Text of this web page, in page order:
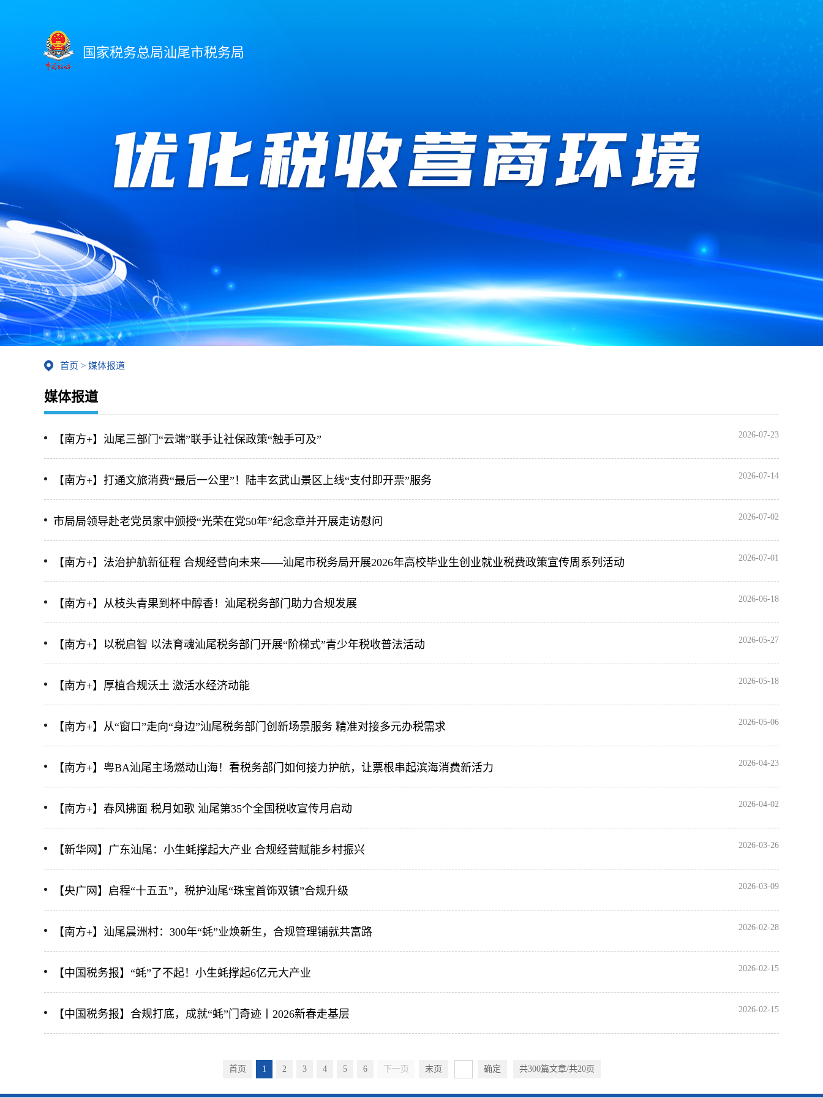
国家税务总局汕尾市税务局
首页 > 媒体报道
媒体报道
【南方+】汕尾三部门“云端”联手让社保政策“触手可及” 2026-07-23
【南方+】打通文旅消费“最后一公里”！陆丰玄武山景区上线“支付即开票”服务 2026-07-14
市局局领导赴老党员家中颁授“光荣在党50年”纪念章并开展走访慰问 2026-07-02
【南方+】法治护航新征程 合规经营向未来——汕尾市税务局开展2026年高校毕业生创业就业税费政策宣传周系列活动 2026-07-01
【南方+】从枝头青果到杯中醇香！汕尾税务部门助力合规发展 2026-06-18
【南方+】以税启智 以法育魂汕尾税务部门开展“阶梯式”青少年税收普法活动 2026-05-27
【南方+】厚植合规沃土 激活水经济动能 2026-05-18
【南方+】从“窗口”走向“身边”汕尾税务部门创新场景服务 精准对接多元办税需求 2026-05-06
【南方+】粤BA汕尾主场燃动山海！看税务部门如何接力护航，让票根串起滨海消费新活力 2026-04-23
【南方+】春风拂面 税月如歌 汕尾第35个全国税收宣传月启动 2026-04-02
【新华网】广东汕尾：小生蚝撑起大产业 合规经营赋能乡村振兴 2026-03-26
【央广网】启程“十五五”，税护汕尾“珠宝首饰双镇”合规升级 2026-03-09
【南方+】汕尾晨洲村：300年“蚝”业焕新生，合规管理铺就共富路 2026-02-28
【中国税务报】“蚝”了不起！小生蚝撑起6亿元大产业 2026-02-15
【中国税务报】合规打底，成就“蚝”门奇迹丨2026新春走基层 2026-02-15
首页 1 2 3 4 5 6 下一页 末页 确定 共300篇文章/共20页